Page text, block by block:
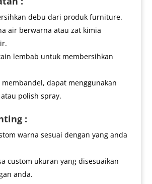
debu dari produk furniture.
air berwarna atau zat kimia
lembab untuk membersihkan
dapat menggunakan
polish spray.
:
warna sesuai dengan yang anda
custom ukuran yang disesuaikan
anda.